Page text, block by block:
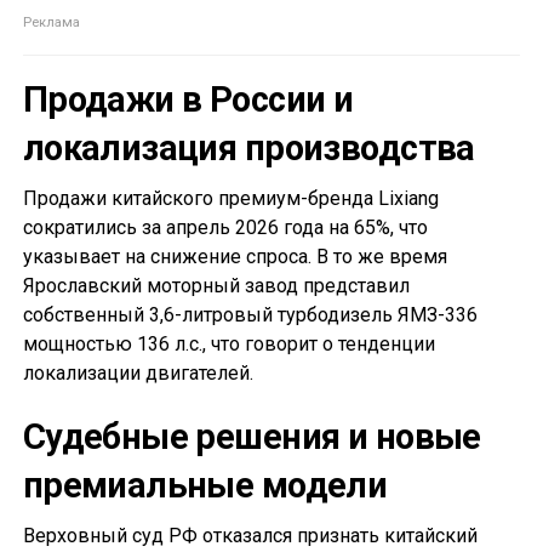
Продажи в России и
локализация производства
Продажи китайского премиум-бренда Lixiang
сократились за апрель 2026 года на 65%, что
указывает на снижение спроса. В то же время
Ярославский моторный завод представил
собственный 3,6-литровый турбодизель ЯМЗ-336
мощностью 136 л.с., что говорит о тенденции
локализации двигателей.
Судебные решения и новые
премиальные модели
Верховный суд РФ отказался признать китайский